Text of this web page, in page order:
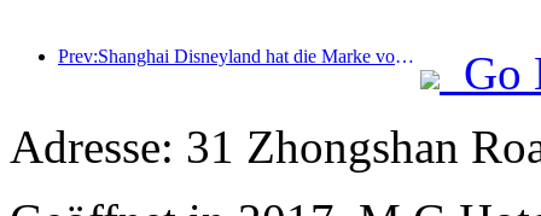
Prev:Shanghai Disneyland hat die Marke von 100 Millionen Besuchern überschritten und wird um ein viertes Themenhotel erweitert.
Go
Adresse: 31 Zhongshan